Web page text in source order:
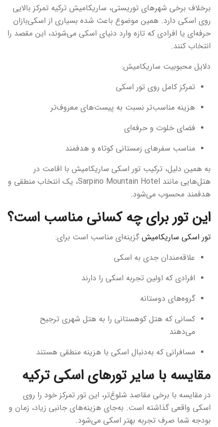
برخلاف برخی شهرهای توریستی، ساريكاميش تركيه تمرکز بالایی
روی اسکی دارد. همین موضوع باعث شده بسیاری از اسکی‌بازان
حرفه‌ای یا افرادی که تازه وارد دنیای اسکی می‌شوند، این مقصد را
انتخاب کنند.
دلایل محبوبیت ساریکامیش:
تمرکز کامل روی تور اسکی
هزینه مناسب‌تر نسبت به پیست‌های معروف‌تر
فضای خلوت و حرفه‌ای
مناسب سفرهای زمستانی کوتاه و هدفمند
به همین دلیل، ترکیب تور اسکی ساریکامیش با اقامت در
هتل‌هایی مانند Sarpino Mountain Hotel، یک انتخاب منطقی و
هدفمند محسوب می‌شود.
این تور برای چه کسانی مناسب است؟
تور اسکی ساریکامیش گزینه‌ای مناسب است برای:
علاقه‌مندان جدی به اسکی
افرادی که اولین تجربه اسکی را دارند
گروه‌های دوستانه
کسانی که هتل کوهستانی را به هتل شهری ترجیح
می‌دهند
مسافرانی که به‌دنبال اسکی با هزینه منطقی هستند
مقایسه با سایر تورهای اسکی ترکیه
در مقایسه با برخی مقاصد شلوغ‌تر، این تور تمرکز خود را روی
اسکی واقعی گذاشته است. به‌جای هزینه‌های جانبی زیاد، زمان و
بودجه شما صرف تجربه بهتر اسکی می‌شود.